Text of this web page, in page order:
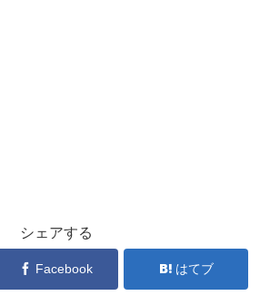
シェアする
Facebook はてブ